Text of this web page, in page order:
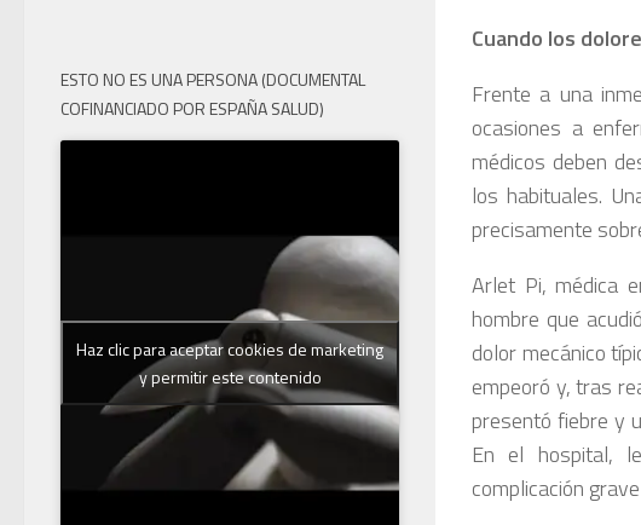
Cuando los
Frente a una
ocasiones a
médicos deben
los habituales.
precisamente
Arlet Pi, médica
hombre que
dolor mecánico
empeoró y, tras
presentó fiebre y
En el hospital,
complicación
ESTO NO ES UNA PERSONA (DOCUMENTAL
COFINANCIADO POR ESPAÑA SALUD)
Haz clic para aceptar cookies de marketing
y permitir este contenido